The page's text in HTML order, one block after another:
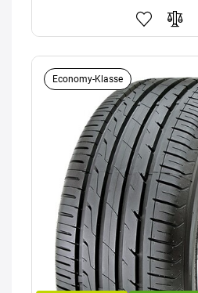
Economy-Klasse